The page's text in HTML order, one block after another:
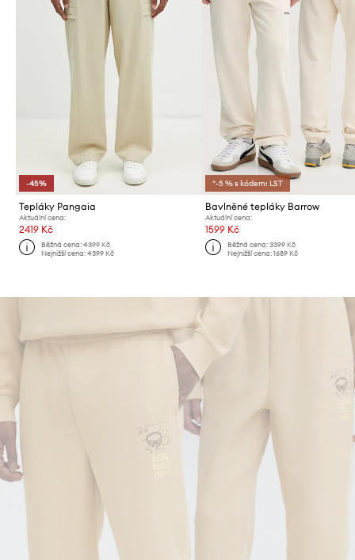
-45%
Tepláky Pangaia
Aktuální cena:
2419 Kč
Běžná cena:4399 Kč
Nejnižší cena:4399 Kč
*-5 % s kódem: LST
Bavlněné tepláky Barrow
Aktuální cena:
1599 Kč
Běžná cena: 3399 Kč
Nejnižší cena: 1689 Kč